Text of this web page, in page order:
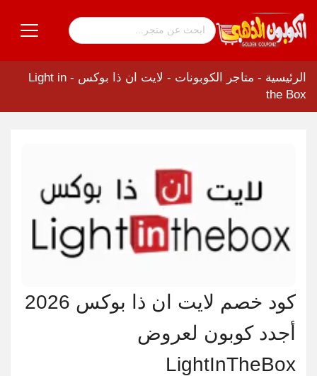
الرئيسية - متاجر الكوبونات -
لايت ان ذا بوكس - Light in
the Box
كود خصم لايت ان ذا بوكس 2026
أجدد كوبون لعروض
LightInTheBox